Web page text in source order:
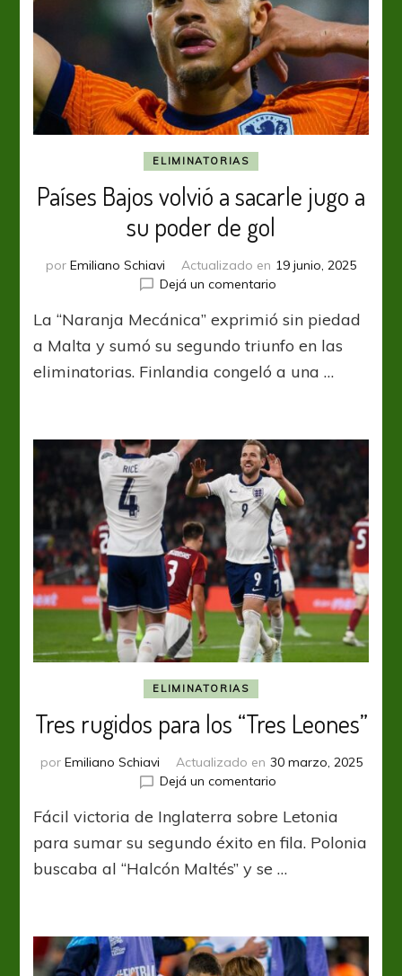
ELIMINATORIAS
Países Bajos volvió a sacarle jugo a
su poder de gol
por Emiliano Schiavi Actualizado en 19 junio, 2025
Dejá un comentarioen
Bajos
volvió
sacarle
poder
de
gol
La “Naranja Mecánica” exprimió sin piedad
a Malta y sumó su segundo triunfo en las
eliminatorias. Finlandia congeló a una …
ELIMINATORIAS
Tres rugidos para los “Tres Leones”
por Emiliano Schiavi Actualizado en 30 marzo, 2025
Dejá un comentarioen
rugidos
para
“Tres
Fácil victoria de Inglaterra sobre Letonia
para sumar su segundo éxito en fila. Polonia
buscaba al “Halcón Maltés” y se …